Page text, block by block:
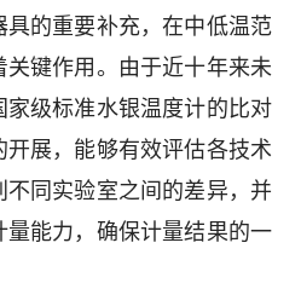
的重要补充，在中低温范
键作用。由于近十年来未
级标准水银温度计的比对
展，能够有效评估各技术
同实验室之间的差异，并
能力，确保计量结果的一